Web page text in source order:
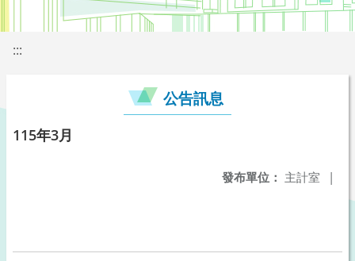
:::
公告訊息
115年3月
發布單位： 主計室 |